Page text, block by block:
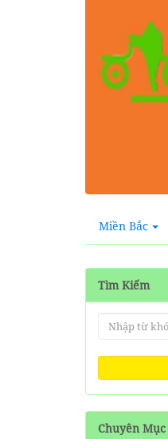
Miền Bắc
Tìm Kiếm
Chuyên Mục